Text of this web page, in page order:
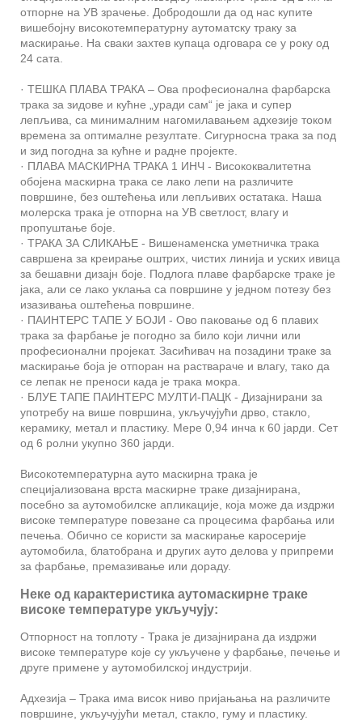
отпорне на УВ зрачење. Добродошли да од нас купите
вишебојну високотемпературну аутоматску траку за
маскирање. На сваки захтев купаца одговара се у року од
24 сата.
· ТЕШКА ПЛАВА ТРАКА – Ова професионална фарбарска
трака за зидове и кућне „уради сам“ је јака и супер
лепљива, са минималним нагомилавањем адхезије током
времена за оптималне резултате. Сигурносна трака за под
и зид погодна за кућне и радне пројекте.
· ПЛАВА МАСКИРНА ТРАКА 1 ИНЧ - Висококвалитетна
обојена маскирна трака се лако лепи на различите
површине, без оштећења или лепљивих остатака. Наша
молерска трака је отпорна на УВ светлост, влагу и
пропуштање боје.
· ТРАКА ЗА СЛИКАЊЕ - Вишенаменска уметничка трака
савршена за креирање оштрих, чистих линија и уских ивица
за бешавни дизајн боје. Подлога плаве фарбарске траке је
јака, али се лако уклања са површине у једном потезу без
изазивања оштећења површине.
· ПАИНТЕРС ТАПЕ У БОЈИ - Ово паковање од 6 плавих
трака за фарбање је погодно за било који лични или
професионални пројекат. Засићивач на позадини траке за
маскирање боја је отпоран на раствараче и влагу, тако да
се лепак не преноси када је трака мокра.
· БЛУЕ ТАПЕ ПАИНТЕРС МУЛТИ-ПАЦК - Дизајнирани за
употребу на више површина, укључујући дрво, стакло,
керамику, метал и пластику. Мере 0,94 инча к 60 јарди. Сет
од 6 ролни укупно 360 јарди.
Високотемпературна ауто маскирна трака је
специјализована врста маскирне траке дизајнирана,
посебно за аутомобилске апликације, која може да издржи
високе температуре повезане са процесима фарбања или
печења. Обично се користи за маскирање каросерије
аутомобила, блатобрана и других ауто делова у припреми
за фарбање, премазивање или дораду.
Неке од карактеристика аутомаскирне траке
високе температуре укључују:
Отпорност на топлоту - Трака је дизајнирана да издржи
високе температуре које су укључене у фарбање, печење и
друге примене у аутомобилској индустрији.
Адхезија – Трака има висок ниво пријањања на различите
површине, укључујући метал, стакло, гуму и пластику.